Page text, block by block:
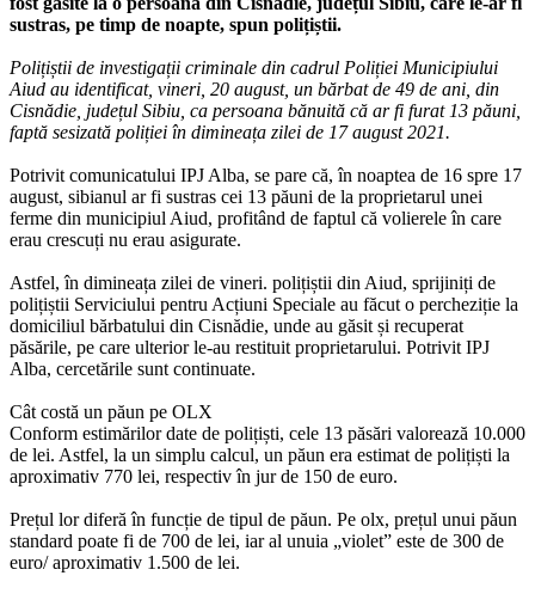
sustras, pe timp de noapte, spun polițiștii.
Polițiștii de investigații criminale din cadrul Poliției Municipiului
Aiud au identificat, vineri, 20 august, un bărbat de 49 de ani, din
Cisnădie, județul Sibiu, ca persoana bănuită că ar fi furat 13 păuni,
faptă sesizată poliției în dimineața zilei de 17 august 2021.
Potrivit comunicatului IPJ Alba, se pare că, în noaptea de 16 spre 17
august, sibianul ar fi sustras cei 13 păuni de la proprietarul unei
ferme din municipiul Aiud, profitând de faptul că volierele în care
erau crescuți nu erau asigurate.
Astfel, în dimineața zilei de vineri. polițiștii din Aiud, sprijiniți de
polițiștii Serviciului pentru Acțiuni Speciale au făcut o percheziție la
domiciliul bărbatului din Cisnădie, unde au găsit și recuperat
păsările, pe care ulterior le-au restituit proprietarului. Potrivit IPJ
Alba, cercetările sunt continuate.
Cât costă un păun pe OLX
Conform estimărilor date de polițiști, cele 13 păsări valorează 10.000
de lei. Astfel, la un simplu calcul, un păun era estimat de polițiști la
aproximativ 770 lei, respectiv în jur de 150 de euro.
Prețul lor diferă în funcție de tipul de păun. Pe olx, prețul unui păun
standard poate fi de 700 de lei, iar al unuia „violet” este de 300 de
euro/ aproximativ 1.500 de lei.